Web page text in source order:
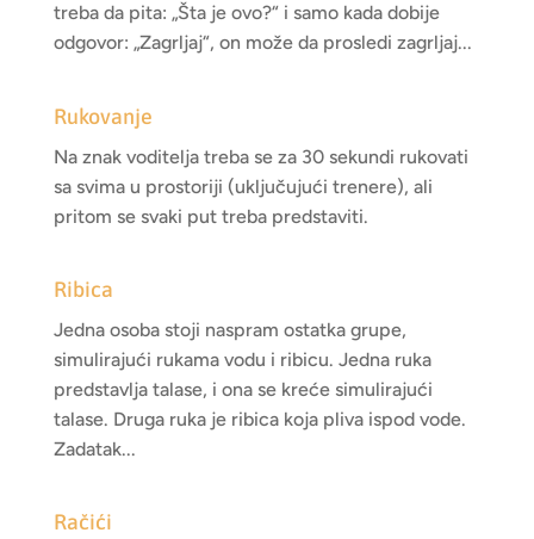
treba da pita: „Šta je ovo?“ i samo kada dobije
odgovor: „Zagrljaj“, on može da prosledi zagrljaj...
Rukovanje
Na znak voditelja treba se za 30 sekundi rukovati
sa svima u prostoriji (uključujući trenere), ali
pritom se svaki put treba predstaviti.
Ribica
Jedna osoba stoji naspram ostatka grupe,
simulirajući rukama vodu i ribicu. Jedna ruka
predstavlja talase, i ona se kreće simulirajući
talase. Druga ruka je ribica koja pliva ispod vode.
Zadatak...
Račići